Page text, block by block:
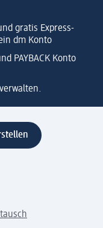
gratis Express-
dm Konto
PAYBACK Konto